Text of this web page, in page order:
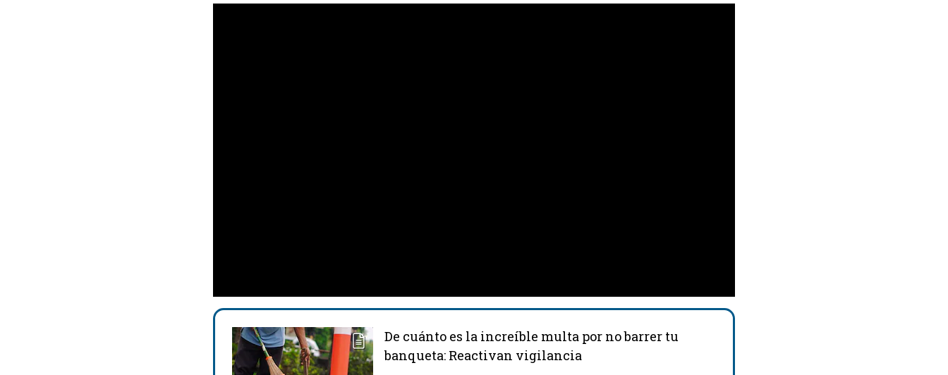
De cuánto es la increíble multa por no barrer tu
banqueta: Reactivan vigilancia